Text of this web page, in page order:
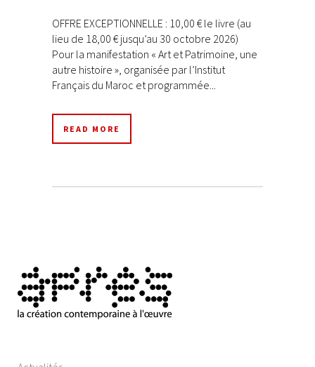
OFFRE EXCEPTIONNELLE : 10,00 € le livre (au
lieu de 18,00 € jusqu’au 30 octobre 2026)
Pour la manifestation « Art et Patrimoine, une
autre histoire », organisée par l’Institut
Français du Maroc et programmée...
READ MORE